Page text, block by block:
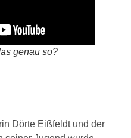
genau so?
Dörte Eißfeldt und der